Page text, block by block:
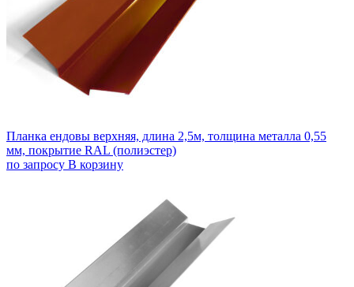
Планка ендовы верхняя, длина 2,5м, толщина металла 0,55
мм, покрытие RAL (полиэстер)
по запросу В корзину